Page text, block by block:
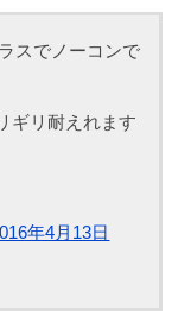
スでノーコンで
ギリ耐えれます
年4月13日